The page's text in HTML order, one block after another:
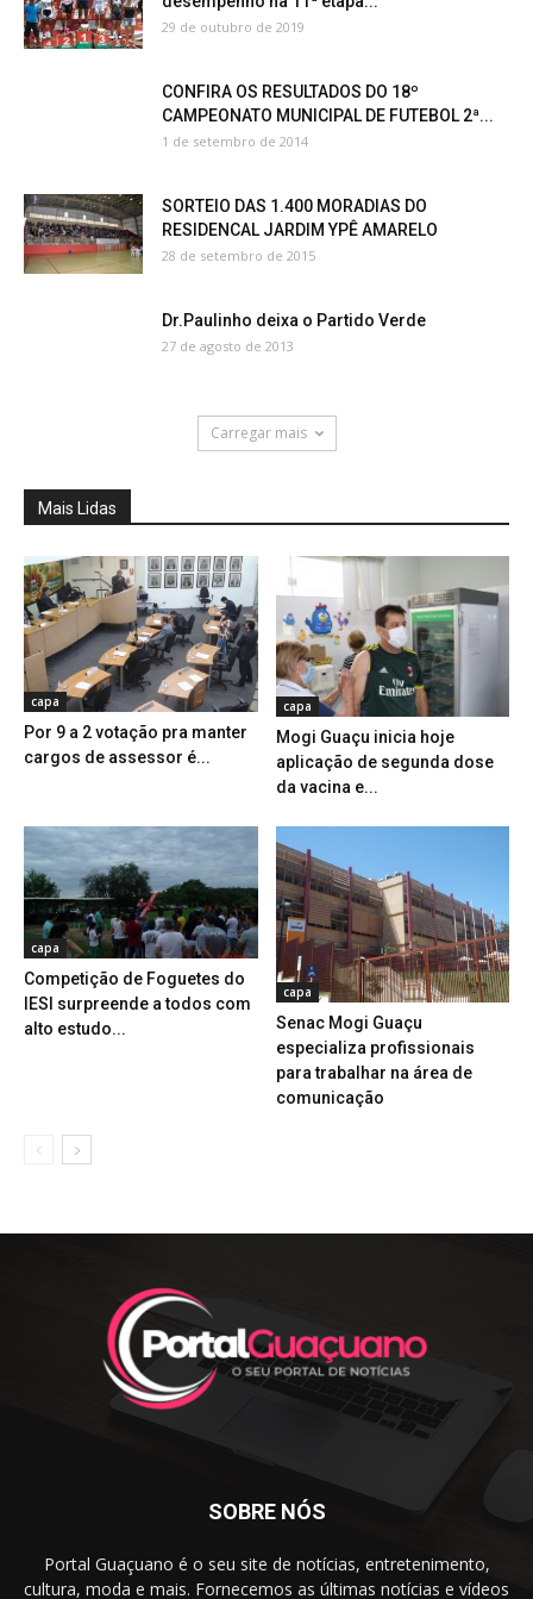
29 de outubro de 2019
CONFIRA OS RESULTADOS DO 18º
CAMPEONATO MUNICIPAL DE FUTEBOL 2ª...
1 de setembro de 2014
SORTEIO DAS 1.400 MORADIAS DO
RESIDENCAL JARDIM YPÊ AMARELO
28 de setembro de 2015
Dr.Paulinho deixa o Partido Verde
27 de agosto de 2013
Carregar mais
Mais Lidas
capa
Por 9 a 2 votação pra manter
cargos de assessor é...
capa
Mogi Guaçu inicia hoje
aplicação de segunda dose
da vacina e...
capa
Competição de Foguetes do
IESI surpreende a todos com
alto estudo...
capa
Senac Mogi Guaçu
especializa profissionais
para trabalhar na área de
comunicação
SOBRE NÓS
Portal Guaçuano é o seu site de notícias, entretenimento,
cultura, moda e mais. Fornecemos as últimas notícias e vídeos